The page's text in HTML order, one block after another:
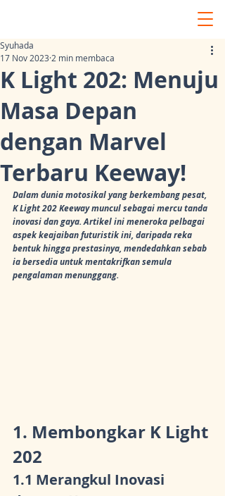
K Light 202: Menuju
Masa Depan
dengan Marvel
Terbaru Keeway!
Syuhada
17 Nov 2023 2 min membaca
Dalam dunia motosikal yang berkembang pesat,
K Light 202 Keeway muncul sebagai mercu tanda
inovasi dan gaya. Artikel ini meneroka pelbagai
aspek keajaiban futuristik ini, daripada reka
bentuk hingga prestasinya, mendedahkan sebab
ia bersedia untuk mentakrifkan semula
pengalaman menunggang.
1. Membongkar K Light
202
1.1 Merangkul Inovasi